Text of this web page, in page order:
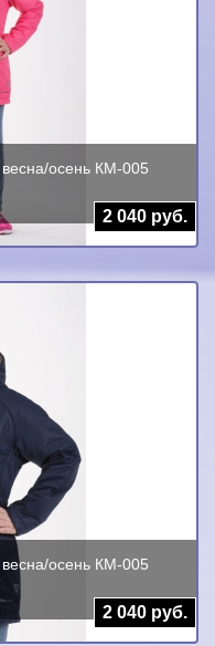
весна/осень КМ-005
2 040 руб.
весна/осень КМ-005
2 040 руб.